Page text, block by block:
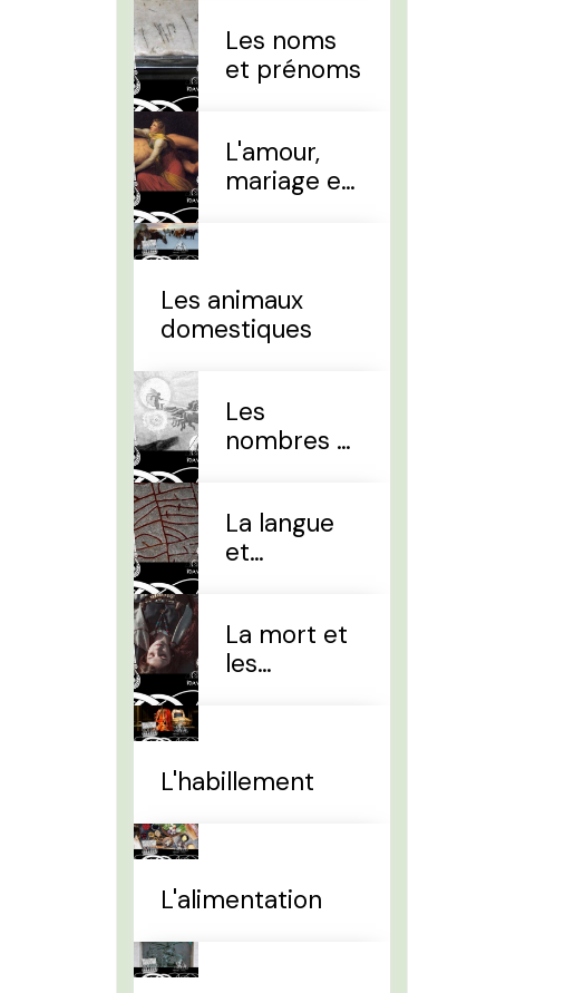
Les noms
et prénoms
L'amour,
mariage et
Les animaux
domestiques
Les
nombres et
La langue
et
La mort et
les
L'habillement
L'alimentation